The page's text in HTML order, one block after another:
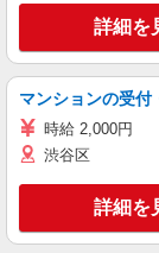
詳細を
マンションの受付
時給 2,000円
渋谷区
詳細を